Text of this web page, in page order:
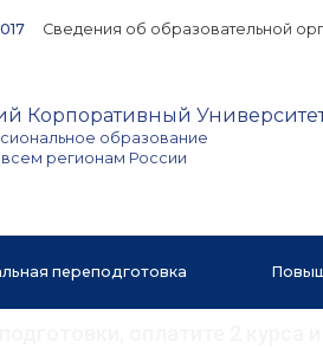
Сведения об образовательной
Корпоративный
образование
регионам России
переподготовка